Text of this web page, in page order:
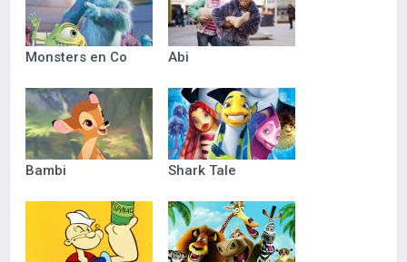
Monsters en Co Abi
Bambi Shark Tale